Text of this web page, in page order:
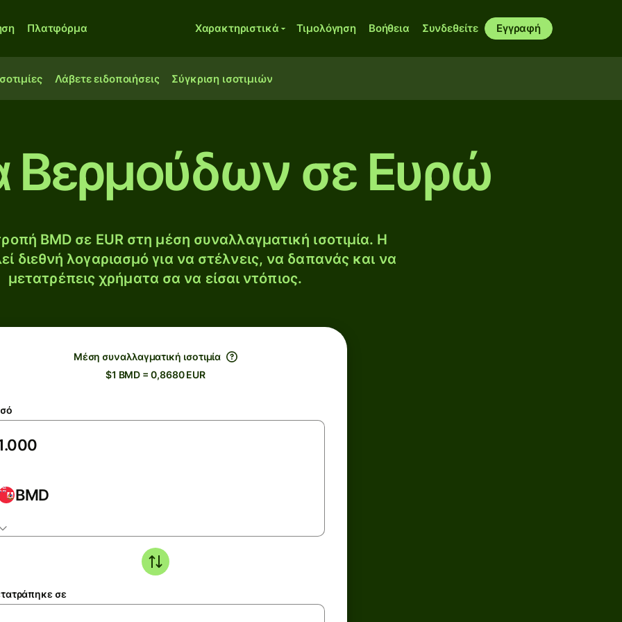
Πλατφόρμα Χαρακτηριστικά Τιμολόγηση Βοήθεια Συνδεθείτε Εγγραφή
Λάβετε ειδοποιήσεις Σύγκριση ισοτιμιών
Βερμούδων σε Ευρώ
BMD σε EUR στη μέση συναλλαγματική ισοτιμία. Η
διεθνή λογαριασμό για να στέλνεις, να δαπανάς και να
μετατρέπεις χρήματα σα να είσαι ντόπιος.
Μέση συναλλαγματική ισοτιμία
$1 BMD = 0,8680 EUR
BMD
σε